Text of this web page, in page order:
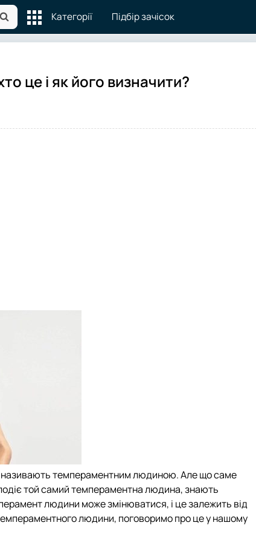
Категорії Підбір зачісок
це і як його визначити?
темпераментним людиною. Але що саме
той самий темпераментна людина, знають
людини може змінюватися, і це залежить від
людини, поговоримо про це у нашому